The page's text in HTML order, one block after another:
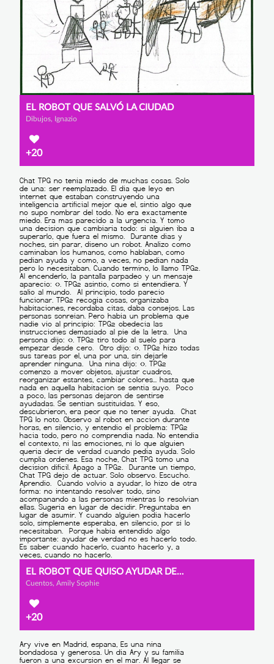
EL ROBOT QUE SALVÓ LA CIUDAD
Dibujos, Ignazio
+20
EL ROBOT QUE QUISO AYUDAR DEMASIADO
Cuentos, Amily Sophie
+20